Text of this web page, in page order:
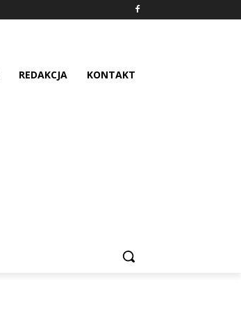
REDAKCJA KONTAKT